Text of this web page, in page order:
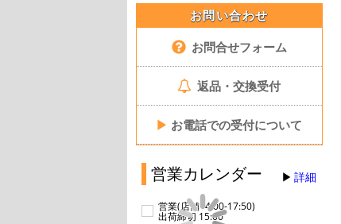
お問い合わせ
お問合せフォーム
返品・交換受付
▶ お電話での受付について
営業カレンダー 詳細
営業(店舗14:00-17:50)
出荷締切 15:00